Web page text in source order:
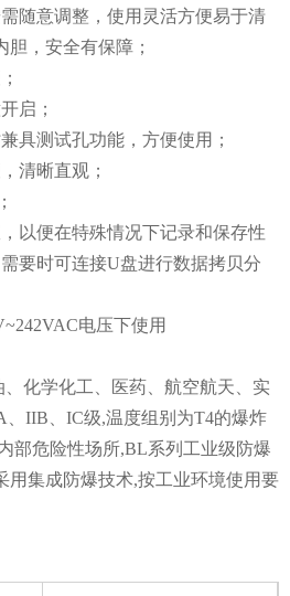
随意调整，使用灵活方便易于清
，安全有保障；
启；
具测试孔功能，方便使用；
清晰直观；
以便在特殊情况下记录和保存性
要时可连接U盘进行数据拷贝分
电压下使用
化学化工、医药、航空航天、实
IIB、IC级,温度组别为T4的爆炸
部危险性场所,BL系列工业级防爆
用集成防爆技术,按工业环境使用要